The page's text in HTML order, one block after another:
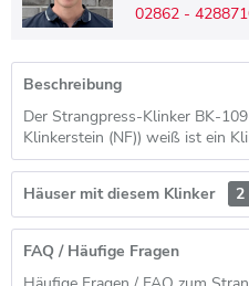
02862 -
Beschreibung
Der Strangpress-Klinker BK-
Klinkerstein (NF)) weiß ist ein
Häuser mit diesem Klinker 2
FAQ / Häufige Fragen